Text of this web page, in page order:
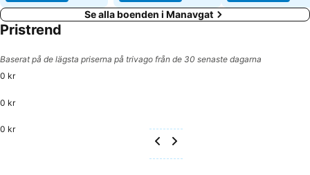
Se alla boenden i Manavgat
Pristrend
Baserat på de lägsta priserna på trivago från de 30 senaste dagarna
0 kr
0 kr
0 kr